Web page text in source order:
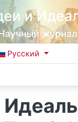
и
журнал
Русский